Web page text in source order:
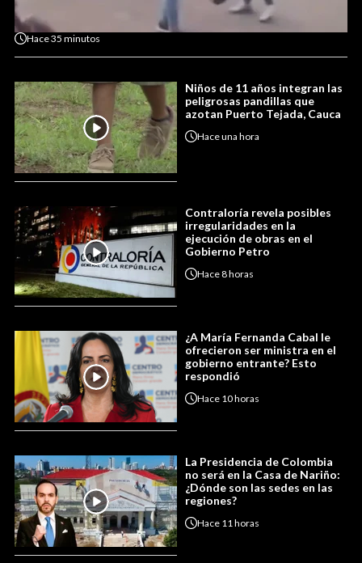
Hace35 minutos
Niños de 11 años integran las
peligrosas pandillas que
azotan Puerto Tejada, Cauca
Haceuna hora
Contraloría revela posibles
irregularidades en la
ejecución de obras en el
Gobierno Petro
Hace8 horas
¿A María Fernanda Cabal le
ofrecieron ser ministra en el
gobierno entrante? Esto
respondió
Hace 10 horas
La Presidencia de Colombia
no será en la Casa de Nariño:
¿Dónde son las sedes en las
regiones?
Hace 11 horas